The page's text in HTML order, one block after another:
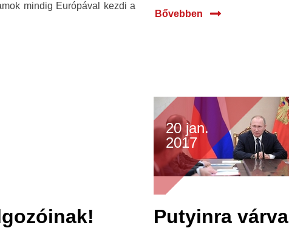
mindig Európával kezdi a
Bővebben
20 jan.
2017
Putyinra várva